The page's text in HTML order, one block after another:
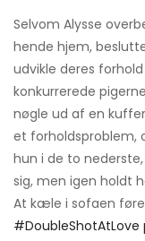
Selvom Alysse
hende hjem,
udvikle deres
konkurrerede
nøgle ud af en
et forholdsproblem,
hun i de to
sig, men igen holdt
At kæle i sofaen
#DoubleShotAtLove